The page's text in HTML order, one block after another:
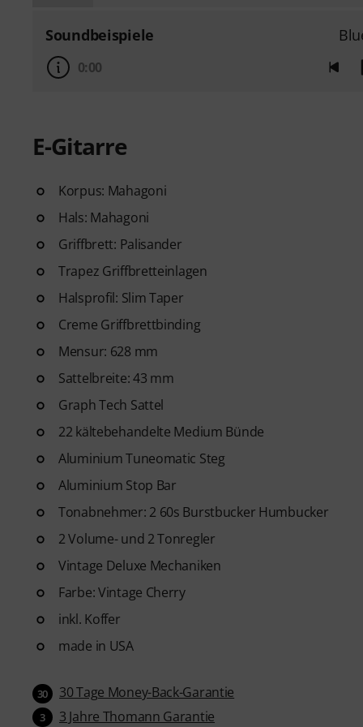
Soundbeispiele
0:00
E-Gitarre
Korpus: Mahagoni
Hals: Mahagoni
Griffbrett: Palisander
Trapez Griffbretteinlagen
Halsprofil: Slim Taper
Creme Griffbrettbinding
Mensur: 628 mm
Sattelbreite: 43 mm
Graph Tech Sattel
22 kältebehandelte Medium Bünde
Aluminium Tuneomatic Steg
Aluminium Stop Bar
Tonabnehmer: 2 60s Burstbucker Humbucker
2 Volume- und 2 Tonregler
Vintage Deluxe Mechaniken
Farbe: Vintage Cherry
inkl. Koffer
made in USA
30 30 Tage Money-Back-Garantie
3 3 Jahre Thomann Garantie